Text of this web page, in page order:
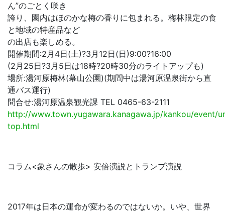
ん”のごとく咲き
誇り、園内はほのかな梅の香りに包まれる。梅林限定の食
と地域の特産品など
の出店も楽しめる。
開催期間:2月4日(土)?3月12日(日)9:00?16:00
(2月25日?3月5日は18時?20時30分のライトアップも)
場所:湯河原梅林(幕山公園)(期間中は湯河原温泉街から直
通バス運行)
問合せ:湯河原温泉観光課 TEL 0465-63-2111
http://www.town.yugawara.kanagawa.jp/kankou/event/
top.html
コラム<象さんの散歩> 安倍演説とトランプ演説
2017年は日本の運命が変わるのではないか。いや、世界